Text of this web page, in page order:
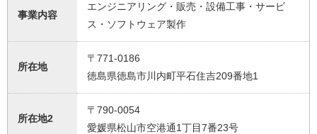
事業内容
エンジニアリング・販売・設備工事・サービ
ス・ソフトウェア製作
所在地
〒771-0186
徳島県徳島市川内町平石住吉209番地1
所在地2
〒790-0054
愛媛県松山市空港通1丁目7番23号